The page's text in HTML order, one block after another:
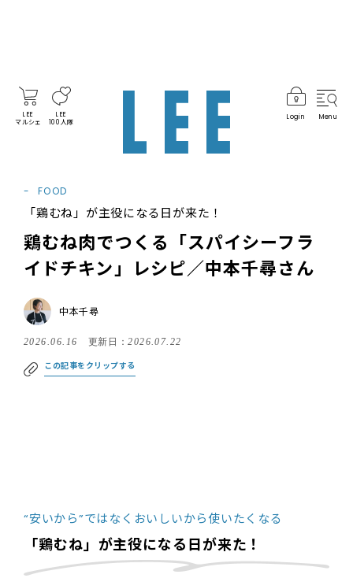
LEE
マルシェ
LEE
100人隊
Login Menu
FOOD
「鶏むね」が主役になる日が来た！
鶏むね肉でつくる「スパイシーフラ
イドチキン」レシピ／中本千尋さん
中本千尋
2026.06.16 更新日：2026.07.22
この記事をクリップする
“安いから”ではなくおいしいから使いたくなる
「鶏むね」が主役になる日が来た！